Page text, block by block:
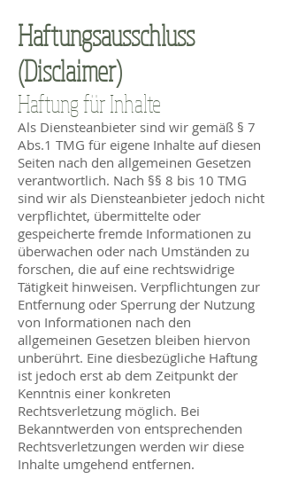
Haftungsausschluss
(Disclaimer)
Haftung für Inhalte
Als Diensteanbieter sind wir gemäß § 7
Abs.1 TMG für eigene Inhalte auf diesen
Seiten nach den allgemeinen Gesetzen
verantwortlich. Nach §§ 8 bis 10 TMG
sind wir als Diensteanbieter jedoch nicht
verpflichtet, übermittelte oder
gespeicherte fremde Informationen zu
überwachen oder nach Umständen zu
forschen, die auf eine rechtswidrige
Tätigkeit hinweisen. Verpflichtungen zur
Entfernung oder Sperrung der Nutzung
von Informationen nach den
allgemeinen Gesetzen bleiben hiervon
unberührt. Eine diesbezügliche Haftung
ist jedoch erst ab dem Zeitpunkt der
Kenntnis einer konkreten
Rechtsverletzung möglich. Bei
Bekanntwerden von entsprechenden
Rechtsverletzungen werden wir diese
Inhalte umgehend entfernen.